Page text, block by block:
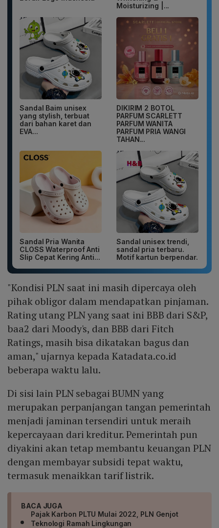
Moisturizing |...
Sandal Baim unisex
yang stylish, terbuat
dari bahan karet dan
EVA...
DIKIRIM 2 BOTOL
PARFUM SCARLETT
PARFUM WANITA
PARFUM PRIA WANGI
TAHAN...
Sandal Pria Wanita
CLOSS Waterproof Anti
Slip Cepat Kering Anti...
Sandal unisex trendi,
sandal pria terbaru.
Motif kartun berpendar.
"Kondisi PLN saat ini masih dipercaya oleh
pihak obligor dalam mendapatkan pinjaman.
Rating utang PLN yang saat ini BBB dari S&P,
baa2 dari Moody's, dan BBB dari Fitch
Ratings, masih bisa dikatakan bagus dan
aman," ujarnya kepada Katadata.co.id
beberapa waktu lalu.
Di sisi lain PLN sebagai BUMN yang
merupakan perpanjangan tangan pemerintah
menjadi jaminan tersendiri untuk meraih
kepercayaan dari kreditur. Pemerintah pun
diyakini akan tetap membantu keuangan PLN
dengan membayar subsidi tepat waktu,
termasuk menaikkan tarif listrik.
BACA JUGA
Pajak Karbon PLTU Mulai 2022, PLN Genjot
Teknologi Ramah Lingkungan